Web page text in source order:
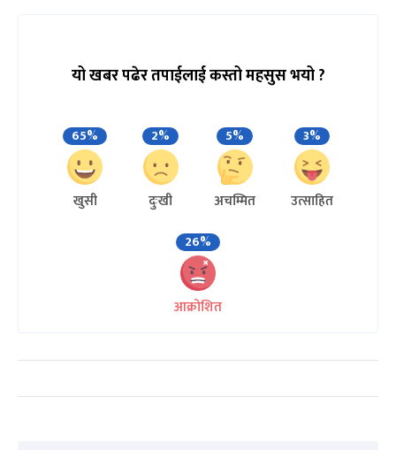
यो खबर पढेर तपाईलाई कस्तो महसुस भयो ?
65%
खुसी
2%
दुःखी
5%
अचम्मित
3%
उत्साहित
26%
आक्रोशित